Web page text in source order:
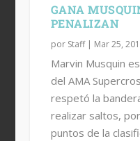
GANA
PENALIZAN
por Staff| Mar 25,
Marvin Musquin
del AMA
respetó la
realizar saltos,
puntos de la